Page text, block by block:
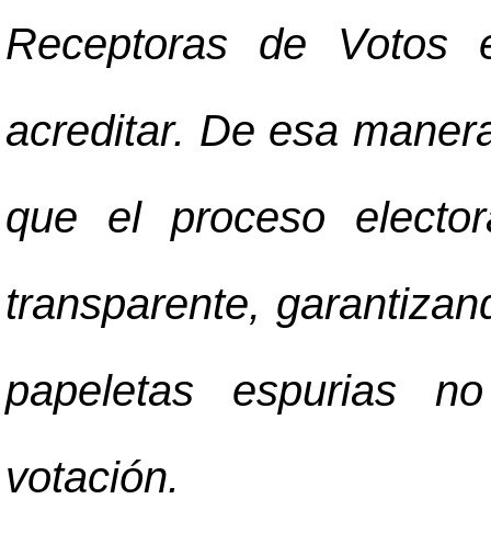
Receptoras de
acreditar. De esa
que el proceso
transparente,
papeletas espurias
votación.